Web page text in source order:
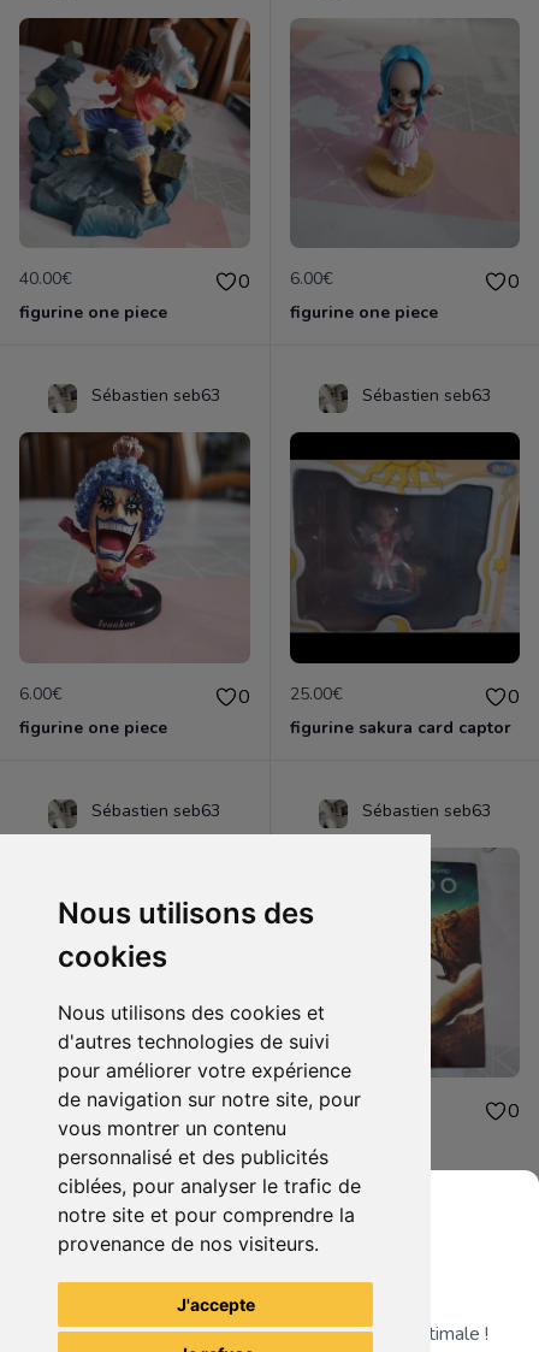
Nous utilisons des
cookies
Nous utilisons des cookies et
d'autres technologies de suivi
pour améliorer votre expérience
de navigation sur notre site, pour
vous montrer un contenu
personnalisé et des publicités
ciblées, pour analyser le trafic de
notre site et pour comprendre la
provenance de nos visiteurs.
J'accepte
40.00€ 0
figurine one piece
6.00€ 0
figurine one piece
Sébastien seb63
6.00€ 0
figurine one piece
Sébastien seb63
25.00€ 0
figurine sakura card captor
Sébastien seb63
48.00€ 0
figurine one piece oden
Sébastien seb63
1.00€ 0
Voir tous les articles du vendeur
Grenier du Geek
Télécharge notre app pour une expérience optimale !